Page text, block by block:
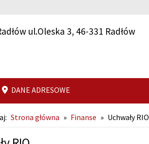
ul.Oleska 3, 46-331 Radłów
DANE ADRESOWE
Strona główna » Finanse » Uchwały RIO